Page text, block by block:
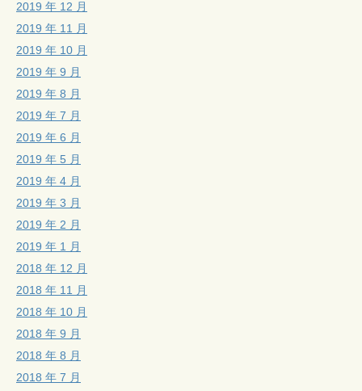
2019 年 12 月
2019 年 11 月
2019 年 10 月
2019 年 9 月
2019 年 8 月
2019 年 7 月
2019 年 6 月
2019 年 5 月
2019 年 4 月
2019 年 3 月
2019 年 2 月
2019 年 1 月
2018 年 12 月
2018 年 11 月
2018 年 10 月
2018 年 9 月
2018 年 8 月
2018 年 7 月